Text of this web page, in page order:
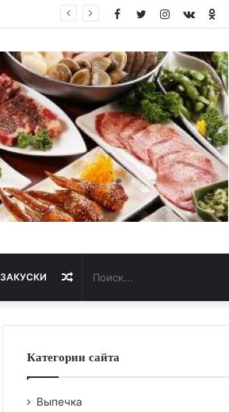
Instagram
Twitter
Facebook
ЗАКУСКИ Случайная
статья
Категории сайта
Выпечка